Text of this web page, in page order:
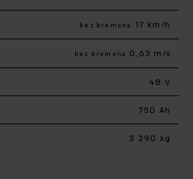
bez bremena 17 km/h
bez bremena 0,63 m/s
48 V
750 Ah
3 290 kg